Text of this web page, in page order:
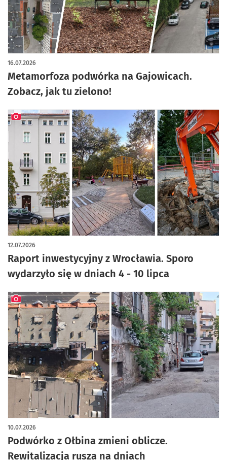
Metamorfoza podwórka na Gajowicach.
Zobacz, jak tu zielono!
16.07.2026
artykuł z galerią zdjęć
Raport inwestycyjny z Wrocławia. Sporo
wydarzyło się w dniach 4 - 10 lipca
12.07.2026
artykuł z galerią zdjęć
Podwórko z Ołbina zmieni oblicze.
Rewitalizacja rusza na dniach
10.07.2026
artykuł z galerią zdjęć